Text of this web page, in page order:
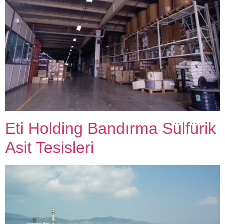
Eti Holding Bandırma Sülfürik
Asit Tesisleri